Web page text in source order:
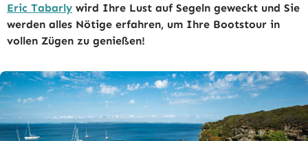
Eric Tabarly wird Ihre Lust auf Segeln geweckt und Sie
werden alles Nötige erfahren, um Ihre Bootstour in
vollen Zügen zu genießen!